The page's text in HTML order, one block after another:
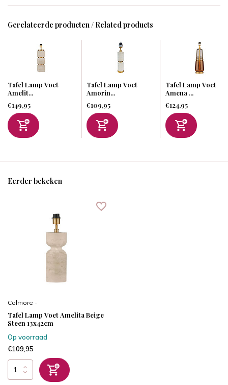
Gerelateerde producten / Related products
Tafel Lamp Voet
Amelit...
€149,95
Tafel Lamp Voet
Amorin...
€109,95
Tafel Lamp Voet
Amena ...
€124,95
Eerder bekeken
Colmore -
Tafel Lamp Voet Amelita Beige
Steen 13x42cm
Op voorraad
€109,95